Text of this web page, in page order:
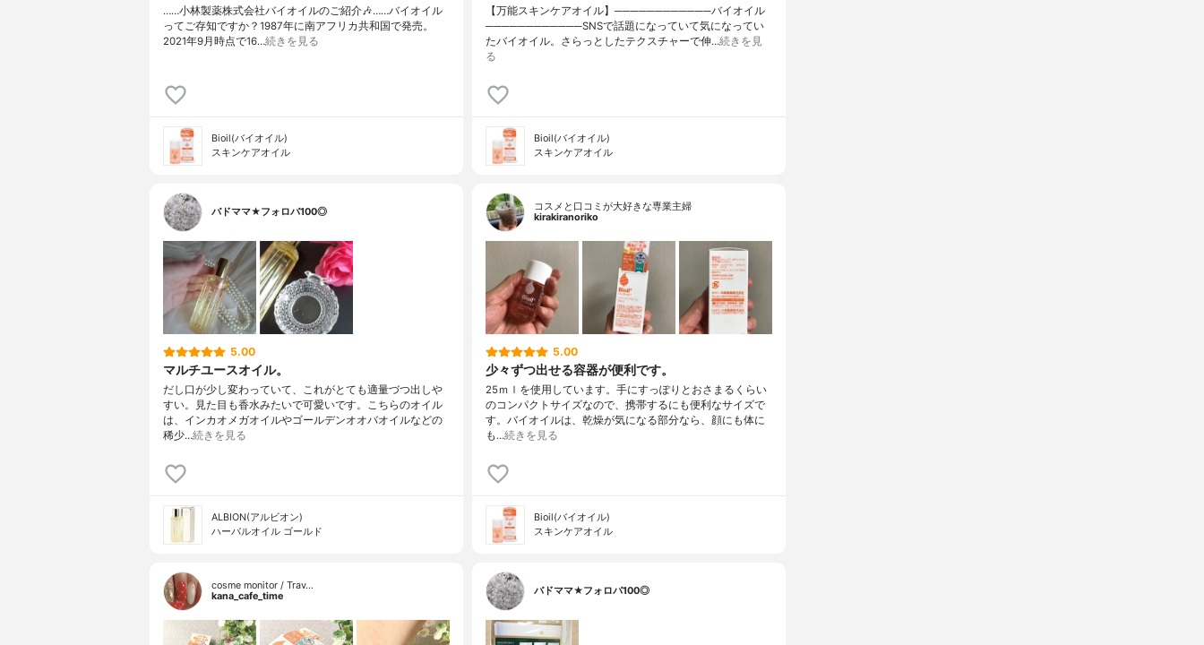
……⁡小林製薬株式会社⁡⁡バイオイル⁡⁡のご紹介🎶⁡……⁡⁡⁡⁡バイオイル
ってご存知ですか？⁡⁡1987年に南アフリカ共和国で発売。
⁡⁡2021年9月時点で16…続きを見る
Bioil(バイオイル)
スキンケアオイル
【万能スキンケアオイル】────────────バイオイル
────────────SNSで話題になっていて気になってい
たバイオイル。さらっとしたテクスチャーで伸…続きを見
る
Bioil(バイオイル)
スキンケアオイル
バドママ★フォロバ100◎
5.00
マルチユースオイル。
だし口が少し変わっていて、これがとても適量づつ出しや
すい。見た目も香水みたいで可愛いです。こちらのオイル
は、インカオメガオイルやゴールデンオオバオイルなどの
稀少…続きを見る
ALBION(アルビオン)
ハーバルオイル ゴールド
コスメと口コミが大好きな専業主婦
kirakiranoriko
5.00
少々ずつ出せる容器が便利です。
25ｍｌを使用しています。手にすっぽりとおさまるくらい
のコンパクトサイズなので、携帯するにも便利なサイズで
す。バイオイルは、乾燥が気になる部分なら、顔にも体に
も…続きを見る
Bioil(バイオイル)
スキンケアオイル
cosme monitor / Trav…
kana_cafe_time
バドママ★フォロバ100◎